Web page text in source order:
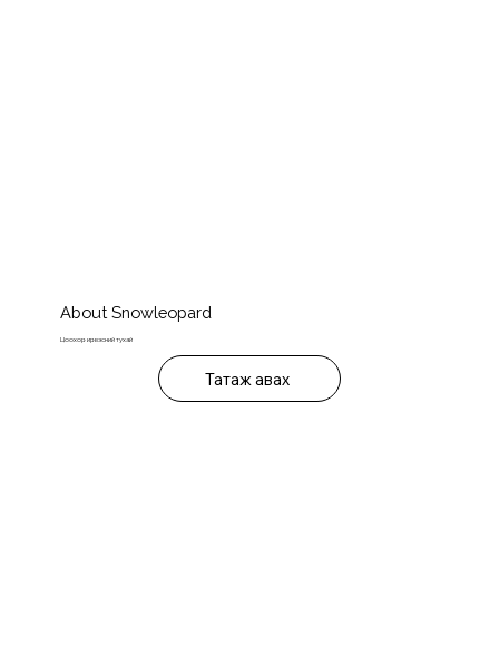
About Snowleopard
Цоохор ирвэсний тухай
Татаж авах